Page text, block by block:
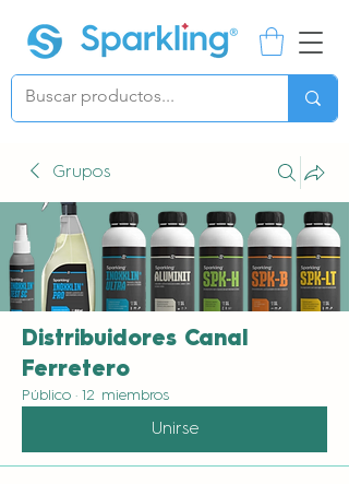
Grupos
Distribuidores Canal
Ferretero
Público · 12 miembros
Unirse